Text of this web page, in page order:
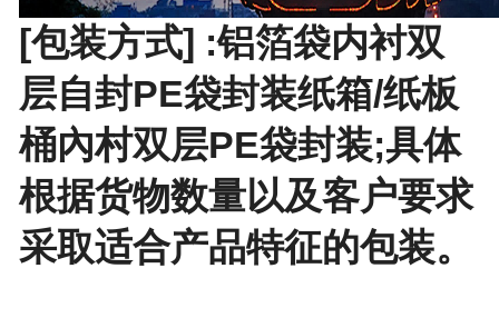
[包装方式] :铝箔袋内衬双
层自封PE袋封装纸箱/纸板
桶內村双层PE袋封装;具体
根据货物数量以及客户要求
采取适合产品特征的包装。